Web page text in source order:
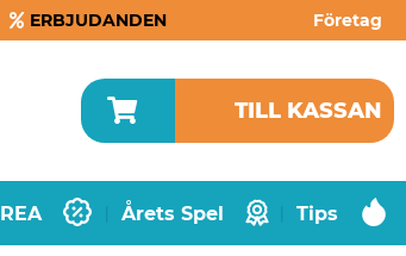
ERBJUDANDEN Företag
TILL KASSAN
REA Årets Spel Tips